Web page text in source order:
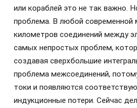
или кораблей это не так важно.
проблема. В любой современной
километров соединений между
самых непростых проблем,
создавая сверхбольшие
проблема межсоединений,
токи и появляются
индукционные потери. Сейчас